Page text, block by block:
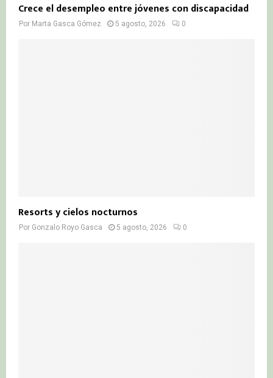
Crece el desempleo entre jóvenes con discapacidad
Por Marta Gasca Gómez 5 agosto, 2026 0
Resorts y cielos nocturnos
Por Gonzalo Royo Gasca 5 agosto, 2026 0